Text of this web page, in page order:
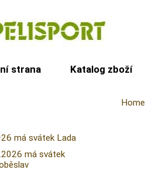
strana Katalog zboží
Home
má svátek Lada
má svátek